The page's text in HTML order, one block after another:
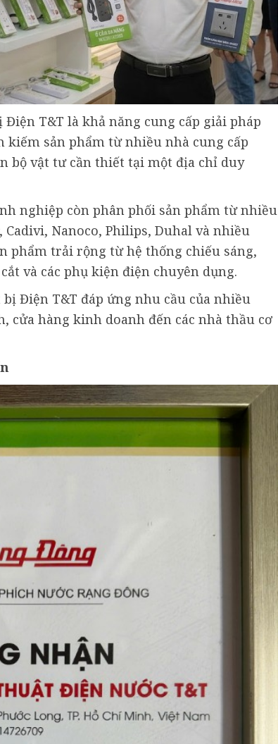
T&T là khả năng cung cấp giải pháp
sản phẩm từ nhiều nhà cung cấp
bộ vật tư cần thiết tại một địa chỉ duy
nghiệp còn phân phối sản phẩm từ nhiều
Nanoco, Philips, Duhal và nhiều
phẩm trải rộng từ hệ thống chiếu sáng,
và các phụ kiện điện chuyên dụng.
Điện T&T đáp ứng nhu cầu của nhiều
cửa hàng kinh doanh đến các nhà thầu cơ